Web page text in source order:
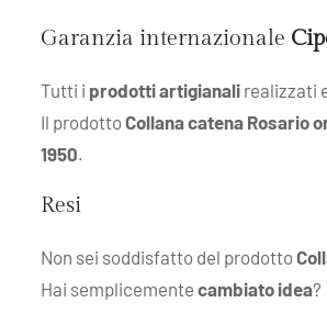
Garanzia internazionale
Tutti i prodotti artigianali realizzati
Il prodottoCollana catena Rosario
1950.
Resi
Non sei soddisfatto del prodotto
Hai semplicemente cambiato idea?